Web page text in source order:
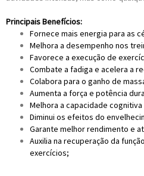
Principais Benefícios:
Fornece mais energia para as
Melhora a desempenho nos
Favorece a execução de
Combate a fadiga e acelera a
Colabora para o ganho de
Aumenta a força e potência
Melhora a capacidade
Diminui os efeitos do
Garante melhor rendimento e
Auxilia na recuperação da
exercícios;